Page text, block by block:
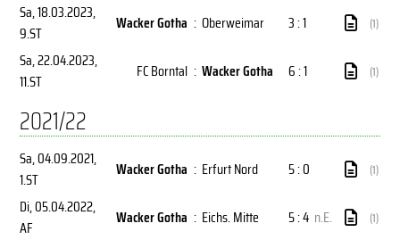
Sa, 18.03.2023,
9.ST
Wacker Gotha : Oberweimar 3 : 1 (1)
Sa, 22.04.2023,
11.ST
FC Borntal : Wacker Gotha 6 : 1 (1)
2021/22
Sa, 04.09.2021,
1.ST
Wacker Gotha : Erfurt Nord 5 : 0 (1)
Di, 05.04.2022,
AF
Wacker Gotha : Eichs. Mitte 5 : 4 n.E. (1)